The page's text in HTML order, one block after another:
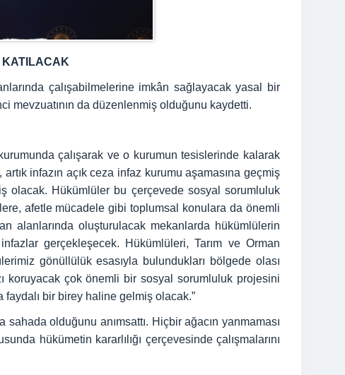
KATILACAK
çalışabilmelerine imkân sağlayacak yasal bir
mevzuatının da düzenlenmiş olduğunu kaydetti.
çalışarak ve o kurumun tesislerinde kalarak
infazın açık ceza infaz kurumu aşamasına geçmiş
olacak. Hükümlüler bu çerçevede sosyal sorumluluk
afetle mücadele gibi toplumsal konulara da önemli
alanlarında oluşturulacak mekanlarda hükümlülerin
gerçekleşecek. Hükümlüleri, Tarım ve Orman
gönüllülük esasıyla bulundukları bölgede olası
koruyacak çok önemli bir sosyal sorumluluk projesini
bir birey haline gelmiş olacak.”
olduğunu anımsattı. Hiçbir ağacın yanmaması
hükümetin kararlılığı çerçevesinde çalışmalarını